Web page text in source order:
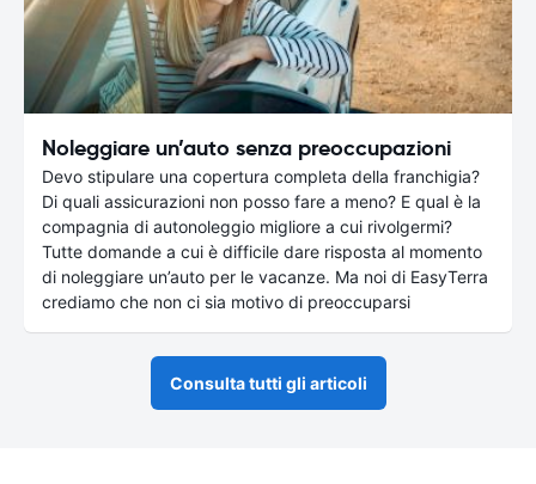
Noleggiare un’auto senza preoccupazioni
Devo stipulare una copertura completa della franchigia?
Di quali assicurazioni non posso fare a meno? E qual è la
compagnia di autonoleggio migliore a cui rivolgermi?
Tutte domande a cui è difficile dare risposta al momento
di noleggiare un’auto per le vacanze. Ma noi di EasyTerra
crediamo che non ci sia motivo di preoccuparsi
Consulta tutti gli articoli